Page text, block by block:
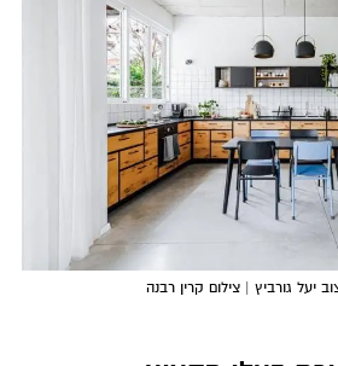
יעל גורביץ | צילום קרין רבנה